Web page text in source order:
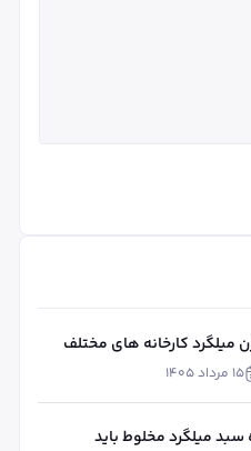
میلگرد کارخانه های مختلف
تلورانس و عوامل
۱۵ مرداد ۱۴۰۵
سبد میلگرد مخلوط باید